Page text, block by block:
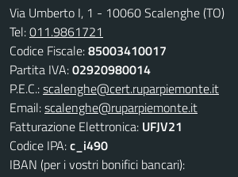
Via Umberto I, 1 - 10060 Scalenghe (TO)
Tel:011.9861721
Codice Fiscale:85003410017
Partita IVA:02920980014
P.E.C.:scalenghe@cert.ruparpiemonte.it
Email:scalenghe@ruparpiemonte.it
Fatturazione Elettronica: UFJV21
Codice IPA:c_i490
IBAN (per i vostri bonifici bancari):